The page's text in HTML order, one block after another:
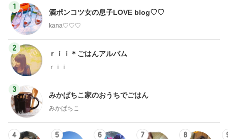
1
酒ポンコツ女の息子LOVE blog♡♡
kana♡♡♡
2
ｒｉｉ＊ごはんアルバム
ｒｉｉ
3
みかぱちこ家のおうちでごはん
みかぱちこ
4 5 6 7 8